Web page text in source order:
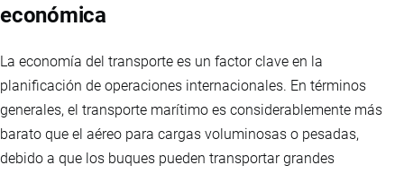
económica
La economía del transporte es un factor clave en la
planificación de operaciones internacionales. En términos
generales, el transporte marítimo es considerablemente más
barato que el aéreo para cargas voluminosas o pesadas,
debido a que los buques pueden transportar grandes